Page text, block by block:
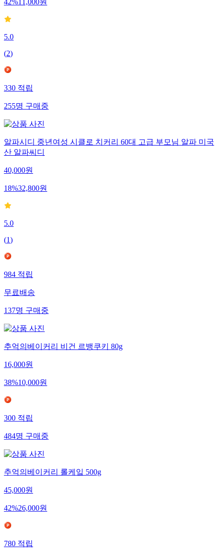
42%11,000원
5.0
(2)
330적립
255명구매중
알파시디 중년여성 시클로 치커리 60대 고급 부모님 알파 미국
산 알파씨디
40,000원
18%32,800원
5.0
(1)
984적립
무료배송
137명구매중
추억의베이커리 비건 르뱅쿠키 80g
16,000원
38%10,000원
300적립
484명구매중
추억의베이커리 롤케잌 500g
45,000원
42%26,000원
780적립